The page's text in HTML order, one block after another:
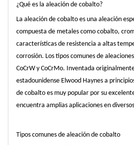
¿Qué es la aleación de cobalto?
La aleación de cobalto es una aleación
compuesta de metales como cobalto,
características de resistencia a altas
corrosión. Los tipos comunes de
CoCrW y CoCrMo. Inventada
estadounidense Elwood Haynes a
de cobalto es muy popular por su
encuentra amplias aplicaciones en
Tipos comunes de aleación de cobalto